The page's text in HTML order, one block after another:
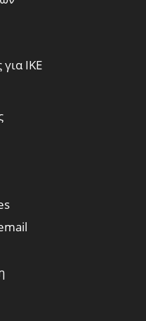
ΙΚΕ